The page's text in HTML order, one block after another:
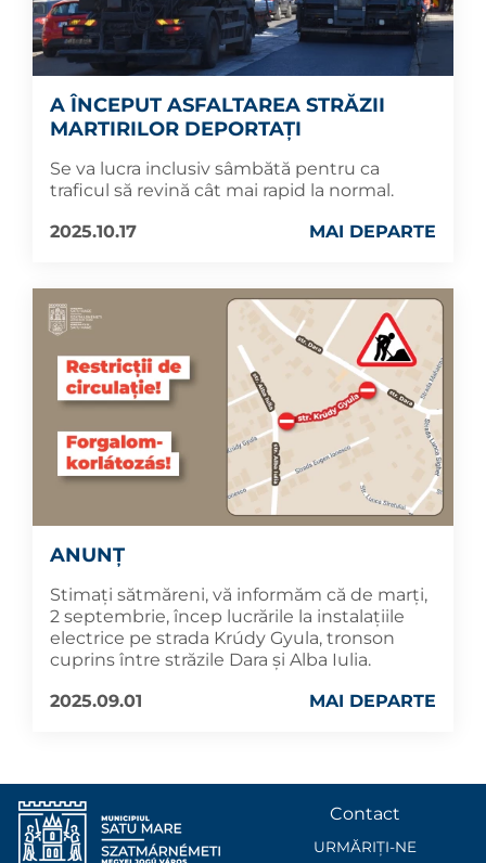
A ÎNCEPUT ASFALTAREA STRĂZII
MARTIRILOR DEPORTAȚI
Se va lucra inclusiv sâmbătă pentru ca
traficul să revină cât mai rapid la normal.
2025.10.17
MAI DEPARTE
ANUNȚ
Stimați sătmăreni, vă informăm că de marți,
2 septembrie, încep lucrările la instalațiile
electrice pe strada Krúdy Gyula, tronson
cuprins între străzile Dara și Alba Iulia.
2025.09.01
MAI DEPARTE
Contact
URMĂRIȚI-NE